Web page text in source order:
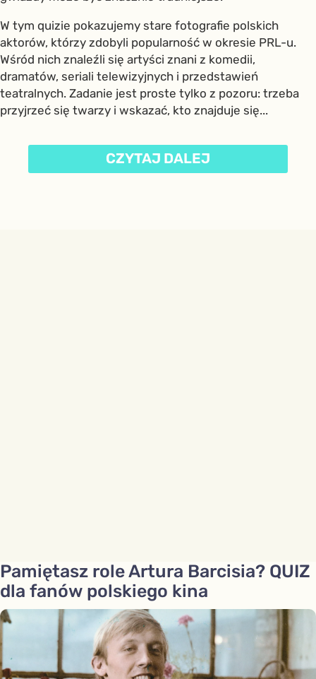
W tym quizie pokazujemy stare fotografie polskich
aktorów, którzy zdobyli popularność w okresie PRL-u.
Wśród nich znaleźli się artyści znani z komedii,
dramatów, seriali telewizyjnych i przedstawień
teatralnych. Zadanie jest proste tylko z pozoru: trzeba
przyjrzeć się twarzy i wskazać, kto znajduje się...
CZYTAJ DALEJ
Pamiętasz role Artura Barcisia? QUIZ
dla fanów polskiego kina